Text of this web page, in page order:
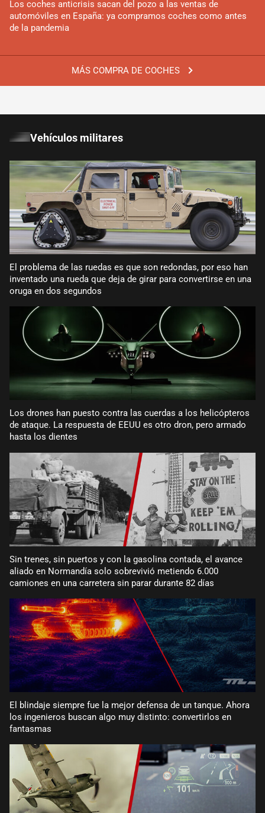
MÁS COMPRA DE COCHES
Los coches anticrisis sacan del pozo a las ventas de
automóviles en España: ya compramos coches como antes
de la pandemia
Vehículos militares
El problema de las ruedas es que son redondas, por eso han
inventado una rueda que deja de girar para convertirse en una
oruga en dos segundos
Los drones han puesto contra las cuerdas a los helicópteros
de ataque. La respuesta de EEUU es otro dron, pero armado
hasta los dientes
Sin trenes, sin puertos y con la gasolina contada, el avance
aliado en Normandía solo sobrevivió metiendo 6.000
camiones en una carretera sin parar durante 82 días
El blindaje siempre fue la mejor defensa de un tanque. Ahora
los ingenieros buscan algo muy distinto: convertirlos en
fantasmas